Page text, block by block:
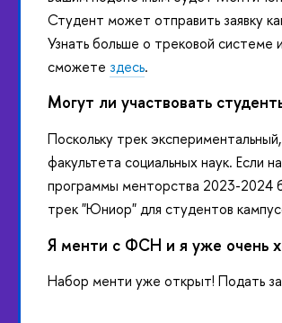
Студент может отправить заявку
Узнать больше о трековой
сможете здесь.
Могут ли участвовать
Поскольку трек
факультета социальных наук.
программы менторства 2023-2024
трек "Юниор" для студентов
Я менти с ФСН и я уже очень
Набор менти уже открыт! Подать